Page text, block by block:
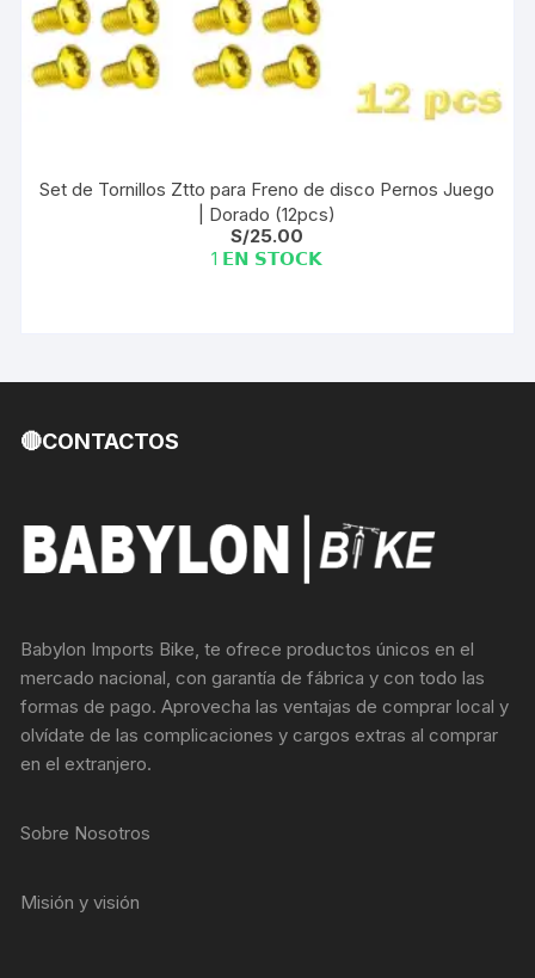
Set de Tornillos Ztto para Freno de disco Pernos Juego
| Dorado (12pcs)
S/25.00
1 𝗘𝗡 𝗦𝗧𝗢𝗖𝗞
🔴CONTACTOS
Babylon Imports Bike, te ofrece productos únicos en el
mercado nacional, con garantía de fábrica y con todo las
formas de pago. Aprovecha las ventajas de comprar local y
olvídate de las complicaciones y cargos extras al comprar
en el extranjero.
Sobre Nosotros
Misión y visión